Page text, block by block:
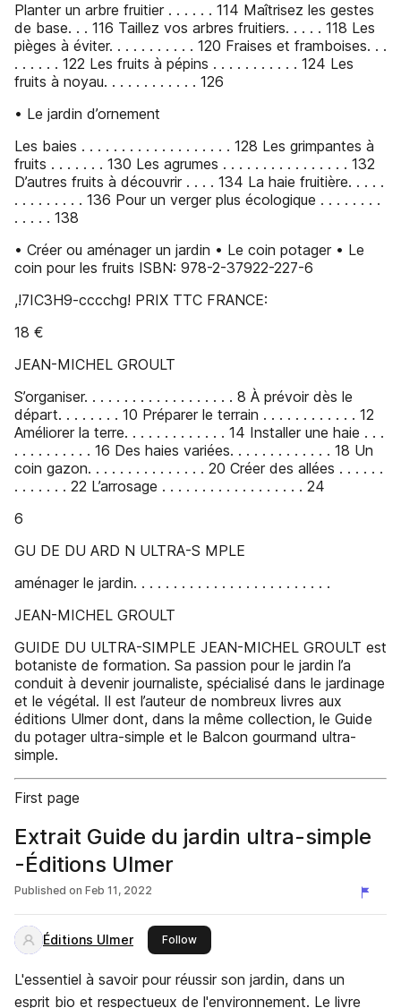
Planter un arbre fruitier . . . . . . 114 Maîtrisez les gestes
de base. . . 116 Taillez vos arbres fruitiers. . . . . 118 Les
pièges à éviter. . . . . . . . . . . 120 Fraises et framboises. . .
. . . . . . 122 Les fruits à pépins . . . . . . . . . . . 124 Les
fruits à noyau. . . . . . . . . . . . 126
• Le jardin d’ornement
Les baies . . . . . . . . . . . . . . . . . . . 128 Les grimpantes à
fruits . . . . . . . 130 Les agrumes . . . . . . . . . . . . . . . . 132
D’autres fruits à découvrir . . . . 134 La haie fruitière. . . . .
. . . . . . . . . 136 Pour un verger plus écologique . . . . . . . .
. . . . . 138
• Créer ou aménager un jardin • Le coin potager • Le
coin pour les fruits ISBN: 978-2-37922-227-6
,!7IC3H9-cccchg! PRIX TTC FRANCE:
18 €
JEAN-MICHEL GROULT
S’organiser. . . . . . . . . . . . . . . . . . . 8 À prévoir dès le
départ. . . . . . . . 10 Préparer le terrain . . . . . . . . . . . . 12
Améliorer la terre. . . . . . . . . . . . . 14 Installer une haie . . .
. . . . . . . . . . 16 Des haies variées. . . . . . . . . . . . . 18 Un
coin gazon. . . . . . . . . . . . . . . 20 Créer des allées . . . . . .
. . . . . . . 22 L’arrosage . . . . . . . . . . . . . . . . . . 24
6
GU DE DU ARD N ULTRA-S MPLE
aménager le jardin. . . . . . . . . . . . . . . . . . . . . . . . .
JEAN-MICHEL GROULT
GUIDE DU ULTRA-SIMPLE JEAN-MICHEL GROULT est
botaniste de formation. Sa passion pour le jardin l’a
conduit à devenir journaliste, spécialisé dans le jardinage
et le végétal. Il est l’auteur de nombreux livres aux
éditions Ulmer dont, dans la même collection, le Guide
du potager ultra-simple et le Balcon gourmand ultra-
simple.
First page
Extrait Guide du jardin ultra-simple
-Éditions Ulmer
Published on Feb 11, 2022
Éditions Ulmer Followthis publisher
L'essentiel à savoir pour réussir son jardin, dans un
esprit bio et respectueux de l'environnement. Le livre